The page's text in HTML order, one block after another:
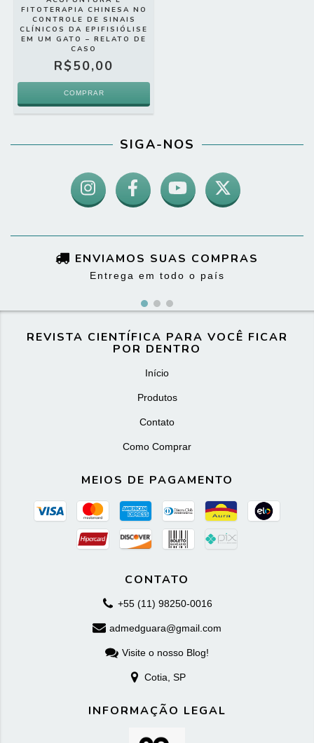
FITOTERAPIA CHINESA NO
CONTROLE DE SINAIS
CLÍNICOS DA EPIFISIÓLISE
EM UM GATO – RELATO DE
CASO
R$50,00
SIGA-NOS
ENVIAMOS SUAS COMPRAS
Entrega em todo o país
REVISTA CIENTÍFICA PARA VOCÊ FICAR
POR DENTRO
Início
Produtos
Contato
Como Comprar
MEIOS DE PAGAMENTO
CONTATO
+55 (11) 98250-0016
admedguara@gmail.com
Visite o nosso Blog!
Cotia, SP
INFORMAÇÃO LEGAL